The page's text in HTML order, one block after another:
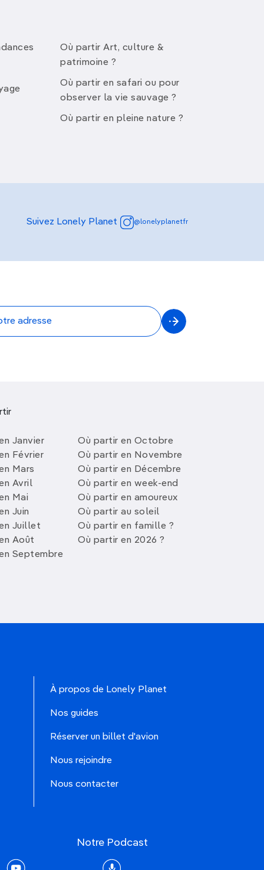
tranquilles à vélo, voici une
plus de
à vélo. Cette régionclassée au
Traversant les majestueuses
alpins exigeants
descentes
cette région classée au
des falaises escarpées, des
nature préservée, offrant des vues
inoubliable. S'étendant sur
vues imprenables sur l'océan,
la Bretagne à la côte basque, la
suisses vous feront
entier. Si vous rêvez de
de surf à travers le globe, des
offre des
vagues tubulaires
Où partir Art, culture &
patrimoine ?
Où partir en safari ou pour
observer la vie sauvage ?
Où partir en pleine nature ?
Suivez Lonely Planet @lonelyplanetfr
Janvier
Février
Mars
Avril
Mai
Juin
Juillet
Août
Septembre
Où partir en Octobre
Où partir en Novembre
Où partir en Décembre
Où partir en week-end
Où partir en amoureux
Où partir au soleil
Où partir en famille ?
Où partir en 2026 ?
À propos de Lonely Planet
Nos guides
Réserver un billet d'avion
Nous rejoindre
Nous contacter
youtube
Notre Podcast
Podcast